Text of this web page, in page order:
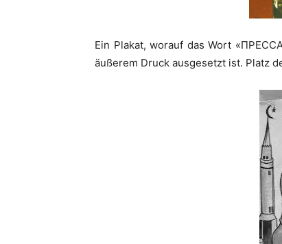
Ein Plakat, worauf das Wort
äußerem Druck ausgesetzt ist. Platz